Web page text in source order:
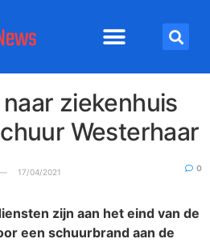
ziekenhuis
Westerhaar
17/04/2021 0
zijn aan het eind van de
een schuurbrand aan de